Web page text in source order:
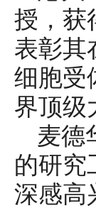
授，获
表彰其
细胞受
界顶级
麦德
的研究
深感高